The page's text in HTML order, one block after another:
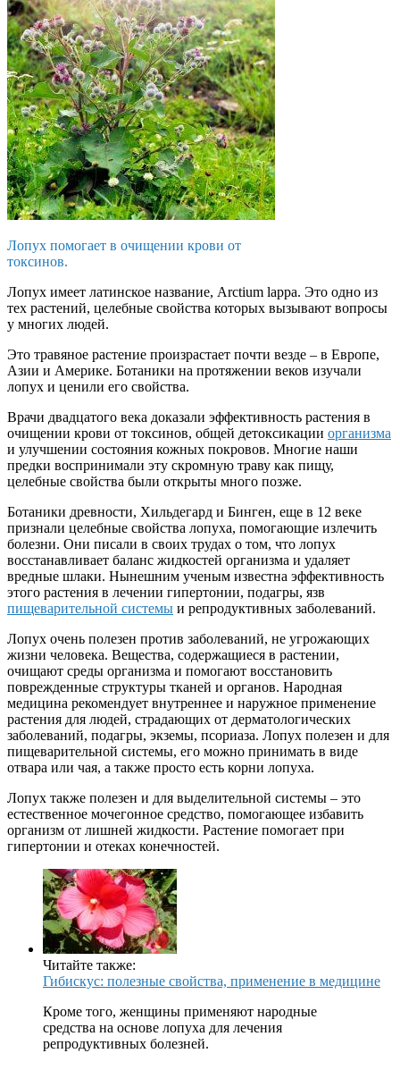
Лопух помогает в очищении крови от
токсинов.
Лопух имеет латинское название, Arctium lappa. Это одно из
тех растений, целебные свойства которых вызывают вопросы
у многих людей.
Это травяное растение произрастает почти везде – в Европе,
Азии и Америке. Ботаники на протяжении веков изучали
лопух и ценили его свойства.
Врачи двадцатого века доказали эффективность растения в
очищении крови от токсинов, общей детоксикации организма
и улучшении состояния кожных покровов. Многие наши
предки воспринимали эту скромную траву как пищу,
целебные свойства были открыты много позже.
Ботаники древности, Хильдегард и Бинген, еще в 12 веке
признали целебные свойства лопуха, помогающие излечить
болезни. Они писали в своих трудах о том, что лопух
восстанавливает баланс жидкостей организма и удаляет
вредные шлаки. Нынешним ученым известна эффективность
этого растения в лечении гипертонии, подагры, язв
пищеварительной системы и репродуктивных заболеваний.
Лопух очень полезен против заболеваний, не угрожающих
жизни человека. Вещества, содержащиеся в растении,
очищают среды организма и помогают восстановить
поврежденные структуры тканей и органов. Народная
медицина рекомендует внутреннее и наружное применение
растения для людей, страдающих от дерматологических
заболеваний, подагры, экземы, псориаза. Лопух полезен и для
пищеварительной системы, его можно принимать в виде
отвара или чая, а также просто есть корни лопуха.
Лопух также полезен и для выделительной системы – это
естественное мочегонное средство, помогающее избавить
организм от лишней жидкости. Растение помогает при
гипертонии и отеках конечностей.
Читайте также:
Гибискус: полезные свойства, применение в медицине
Кроме того, женщины применяют народные
средства на основе лопуха для лечения
репродуктивных болезней.